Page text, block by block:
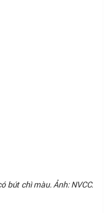
bút chì màu. Ảnh: NVCC.